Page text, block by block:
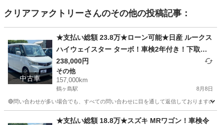
クリアファクトリーさんのその他の投稿記事：
中古車
★支払い総額 23.8万★ローン可能★日産 ルークス
ハイウェイスター ターボ！車検2年付き！下取
り、配送可能！
238,000円
その他
157,000km
鶴ヶ島駅 8月8日
🔴問い合わせが多い場合でも、すべての問い合わせに目を通して返信しております
鶴ヶ島駅 その他
★支払い総額 18.8万★スズキ MRワゴン！車検令